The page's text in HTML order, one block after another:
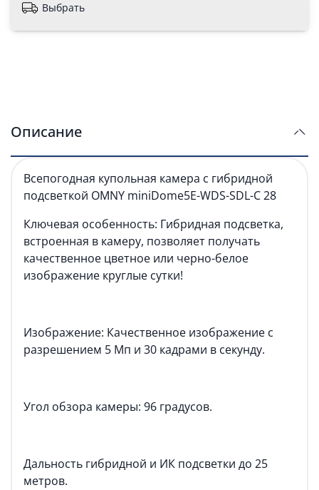
Выбрать
Описание
Всепогодная купольная камера с гибридной
подсветкой OMNY miniDome5E-WDS-SDL-C 28
Ключевая особенность: Гибридная подсветка,
встроенная в камеру, позволяет получать
качественное цветное или черно-белое
изображение круглые сутки!
Изображение: Качественное изображение с
разрешением 5 Мп и 30 кадрами в секунду.
Угол обзора камеры: 96 градусов.
Дальность гибридной и ИК подсветки до 25
метров.